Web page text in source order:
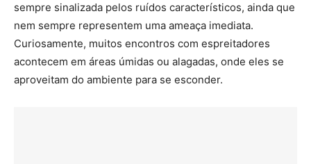
sempre sinalizada pelos ruídos característicos, ainda que
nem sempre representem uma ameaça imediata.
Curiosamente, muitos encontros com espreitadores
acontecem em áreas úmidas ou alagadas, onde eles se
aproveitam do ambiente para se esconder.